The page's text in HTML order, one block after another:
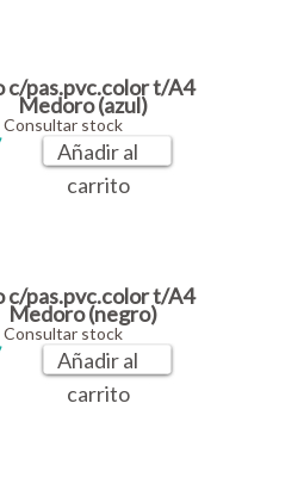
c/pas.pvc.color t/A4
Medoro (azul)
Consultar stock
Añadir al
carrito
c/pas.pvc.color t/A4
Medoro (negro)
Consultar stock
Añadir al
carrito